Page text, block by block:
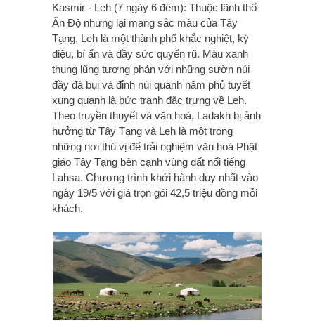
Kasmir - Leh (7 ngày 6 đêm): Thuộc lãnh thổ
Ấn Độ nhưng lại mang sắc màu của Tây
Tạng, Leh là một thành phố khắc nghiệt, kỳ
diệu, bí ẩn và đầy sức quyến rũ. Màu xanh
thung lũng tương phản với những sườn núi
đầy đá bụi và đỉnh núi quanh năm phủ tuyết
xung quanh là bức tranh đặc trưng về Leh.
Theo truyền thuyết và văn hoá, Ladakh bị ảnh
hưởng từ Tây Tạng và Leh là một trong
những nơi thú vị để trải nghiệm văn hoá Phật
giáo Tây Tạng bên cạnh vùng đất nổi tiếng
Lahsa. Chương trình khởi hành duy nhất vào
ngày 19/5 với giá trọn gói 42,5 triệu đồng mỗi
khách.